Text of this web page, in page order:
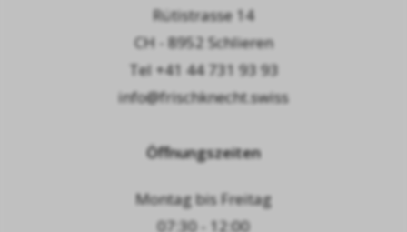
Rütistrasse 14
CH - 8952 Schlieren
Tel +41 44 731 93 93
info@frischknecht.swiss
Öffnungszeiten
Montag bis Freitag
07:30 - 12:00